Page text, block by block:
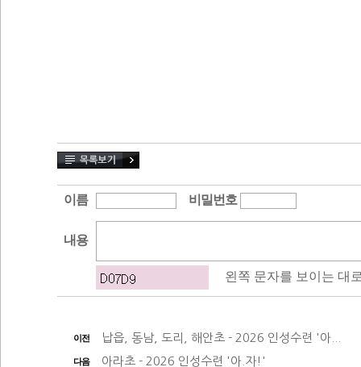
이전 납읍, 동남, 도리, 해안초 - 2026 인성수련 '아...
다음 아라초 - 2026 인성수련 '아.자!'